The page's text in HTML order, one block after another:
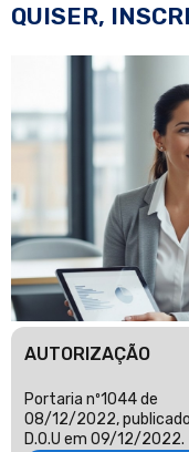
QUISER,
AUTORIZAÇÃO
Portaria nº1044 de
08/12/2022,
D.O.U em 09/12/2022.